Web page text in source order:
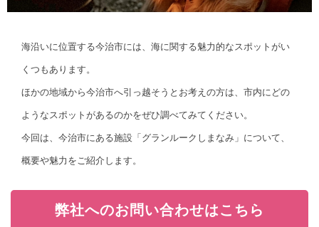
海沿いに位置する今治市には、海に関する魅力的なスポットがい
くつもあります。
ほかの地域から今治市へ引っ越そうとお考えの方は、市内にどの
ようなスポットがあるのかをぜひ調べてみてください。
今回は、今治市にある施設「グランルークしまなみ」について、
概要や魅力をご紹介します。
弊社へのお問い合わせはこちら